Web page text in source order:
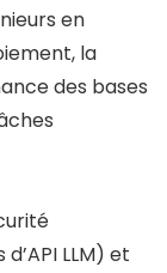
en
la
des bases
LLM) et